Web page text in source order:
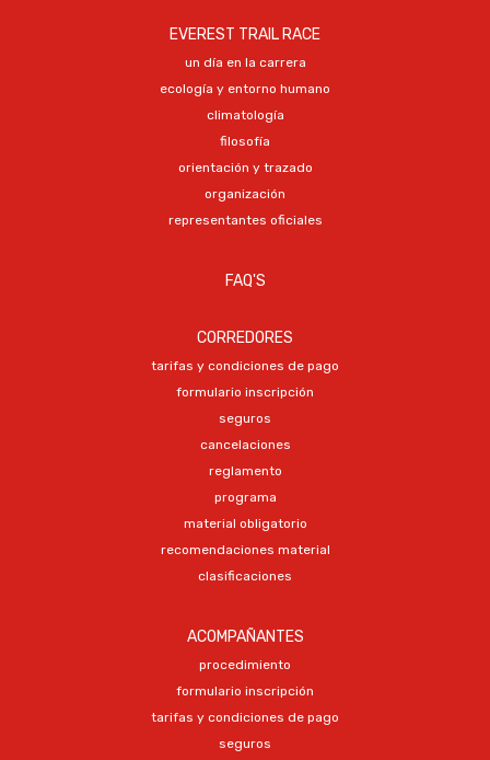
EVEREST TRAIL RACE
un día en la carrera
ecología y entorno humano
climatología
filosofía
orientación y trazado
organización
representantes oficiales
FAQ'S
CORREDORES
tarifas y condiciones de pago
formulario inscripción
seguros
cancelaciones
reglamento
programa
material obligatorio
recomendaciones material
clasificaciones
ACOMPAÑANTES
procedimiento
formulario inscripción
tarifas y condiciones de pago
seguros